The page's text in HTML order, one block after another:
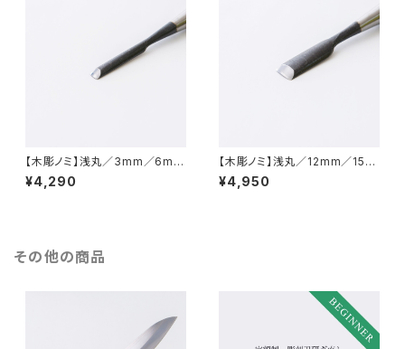
【木彫ノミ】浅丸／3mm／6mm
／9mm
¥4,290
【木彫ノミ】浅丸／12mm／15m
m
¥4,950
その他の商品